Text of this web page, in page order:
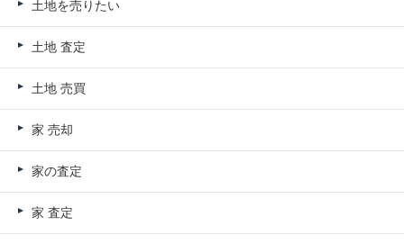
土地を売りたい
土地 査定
土地 売買
家 売却
家の査定
家 査定